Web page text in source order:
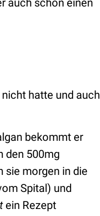
auch schon einen
hatte und auch
bekommt er
den 500mg
sie morgen in die
Spital) und
ein Rezept